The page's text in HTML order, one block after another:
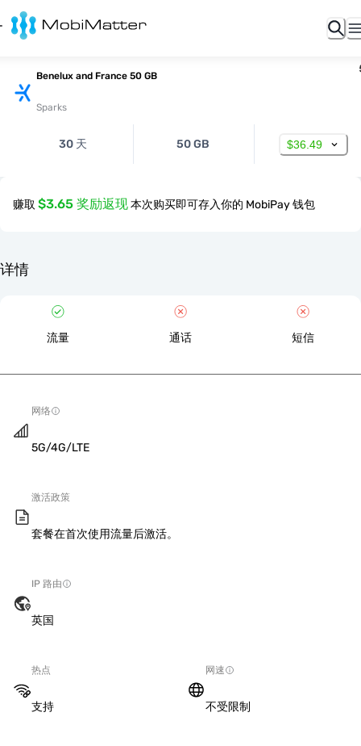
Benelux and France 50 GB
Sparks
30 天 50 GB $36.49
赚取 $3.65 奖励返现本次购买即可存入你的 MobiPay 钱包
详情
流量 通话 短信
网络
5G/4G/LTE
激活政策
套餐在首次使用流量后激活。
IP 路由
英国
热点
支持
网速
不受限制